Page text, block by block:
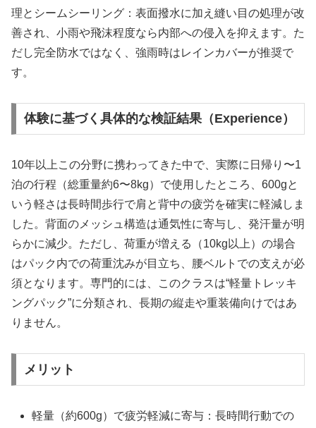
理とシームシーリング：表面撥水に加え縫い目の処理が改
善され、小雨や飛沫程度なら内部への侵入を抑えます。た
だし完全防水ではなく、強雨時はレインカバーが推奨で
す。
体験に基づく具体的な検証結果（Experience）
10年以上この分野に携わってきた中で、実際に日帰り〜1
泊の行程（総重量約6〜8kg）で使用したところ、600gと
いう軽さは長時間歩行で肩と背中の疲労を確実に軽減しま
した。背面のメッシュ構造は通気性に寄与し、発汗量が明
らかに減少。ただし、荷重が増える（10kg以上）の場合
はパック内での荷重沈みが目立ち、腰ベルトでの支えが必
須となります。専門的には、このクラスは“軽量トレッキ
ングパック”に分類され、長期の縦走や重装備向けではあ
りません。
メリット
軽量（約600g）で疲労軽減に寄与：長時間行動での